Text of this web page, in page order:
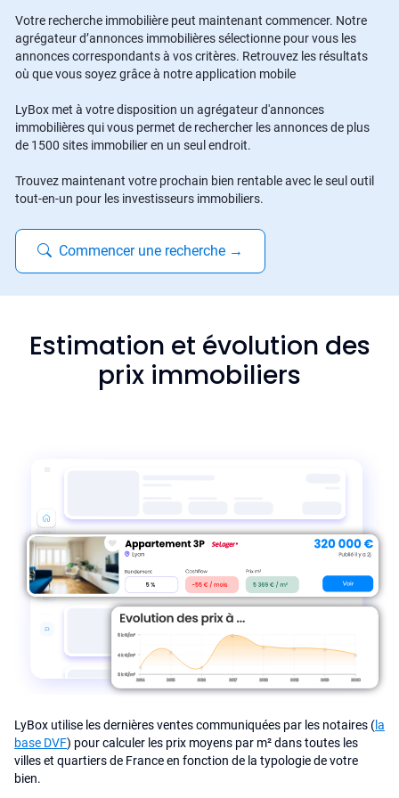
Votre recherche immobilière peut maintenant commencer. Notre
agrégateur d’annonces immobilières sélectionne pour vous les
annonces correspondants à vos critères. Retrouvez les résultats
où que vous soyez grâce à notre application mobile
LyBox met à votre disposition un agrégateur d'annonces
immobilières qui vous permet de rechercher les annonces de plus
de 1500 sites immobilier en un seul endroit.
Trouvez maintenant votre prochain bien rentable avec le seul outil
tout-en-un pour les investisseurs immobiliers.
Commencer une recherche →
Estimation et évolution des
prix immobiliers
LyBox utilise les dernières ventes communiquées par les notaires (la
base DVF) pour calculer les prix moyens par m² dans toutes les
villes et quartiers de France en fonction de la typologie de votre
bien.